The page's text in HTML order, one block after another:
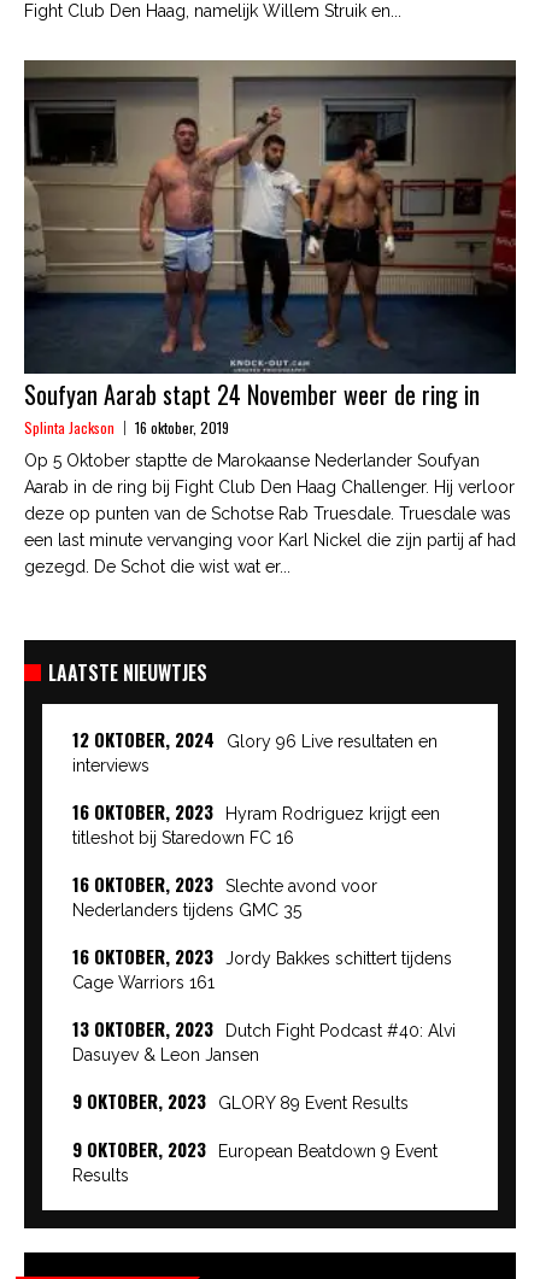
Fight Club Den Haag, namelijk Willem Struik en...
Soufyan Aarab stapt 24 November weer de ring in
Splinta Jackson 16 oktober, 2019
Op 5 Oktober staptte de Marokaanse Nederlander Soufyan
Aarab in de ring bij Fight Club Den Haag Challenger. Hij verloor
deze op punten van de Schotse Rab Truesdale. Truesdale was
een last minute vervanging voor Karl Nickel die zijn partij af had
gezegd. De Schot die wist wat er...
LAATSTE NIEUWTJES
12 OKTOBER, 2024
Glory 96 Live resultaten en
interviews
16 OKTOBER, 2023
Hyram Rodriguez krijgt een
titleshot bij Staredown FC 16
16 OKTOBER, 2023
Slechte avond voor
Nederlanders tijdens GMC 35
16 OKTOBER, 2023
Jordy Bakkes schittert tijdens
Cage Warriors 161
13 OKTOBER, 2023
Dutch Fight Podcast #40: Alvi
Dasuyev & Leon Jansen
9 OKTOBER, 2023 GLORY 89 Event Results
9 OKTOBER, 2023
European Beatdown 9 Event
Results
Cage Warriors Academy:
Lowlands 7 recap en interviews hier